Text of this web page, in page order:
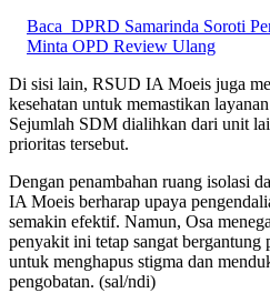
Baca DPRD Samarinda Soroti
Minta OPD Review Ulang
Di sisi lain, RSUD IA Moeis juga
kesehatan untuk memastikan
Sejumlah SDM dialihkan dari unit
prioritas tersebut.
Dengan penambahan ruang isolasi
IA Moeis berharap upaya
semakin efektif. Namun, Osa
penyakit ini tetap sangat bergantung
untuk menghapus stigma dan
pengobatan. (sal/ndi)